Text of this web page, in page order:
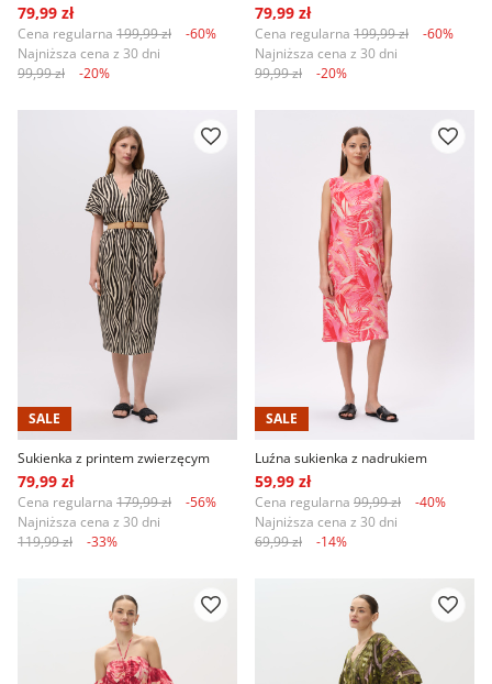
79,99 zł
Cena regularna 199,99 zł
-60%
Najniższa cena z 30 dni
99,99 zł
-20%
79,99 zł
Cena regularna 199,99 zł
-60%
Najniższa cena z 30 dni
99,99 zł
-20%
SALE
Sukienka z printem zwierzęcym
79,99 zł
Cena regularna 179,99 zł
-56%
Najniższa cena z 30 dni
119,99 zł
-33%
SALE
Luźna sukienka z nadrukiem
59,99 zł
Cena regularna 99,99 zł
-40%
Najniższa cena z 30 dni
69,99 zł
-14%